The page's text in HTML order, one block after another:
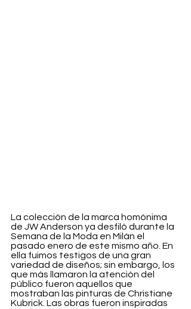
La colección de la marca homónima
de JW Anderson ya desfiló durante la
Semana de la Moda en Milán el
pasado enero de este mismo año. En
ella fuimos testigos de una gran
variedad de diseños; sin embargo, los
que más llamaron la atención del
público fueron aquellos que
mostraban las pinturas de Christiane
Kubrick. Las obras fueron inspiradas